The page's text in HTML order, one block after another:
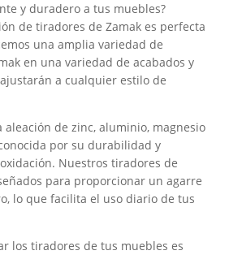
y duradero a tus muebles?
de tiradores de Zamak es perfecta
una amplia variedad de
en una variedad de acabados y
a cualquier estilo de
aleación de zinc, aluminio, magnesio
por su durabilidad y
Nuestros tiradores de
para proporcionar un agarre
lo que facilita el uso diario de tus
los tiradores de tus muebles es